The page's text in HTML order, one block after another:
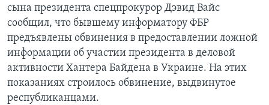
сына президента спецпрокурор Дэвид Вайс
сообщил, что бывшему информатору ФБР
предъявлены обвинения в предоставлении ложной
информации об участии президента в деловой
активности Хантера Байдена в Украине. На этих
показаниях строилось обвинение, выдвинутое
республиканцами.